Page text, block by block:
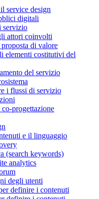
service design
digitali
servizio
attori coinvolti
di valore
elementi costitutivi del
del servizio
i flussi di servizio
progettazione
e il linguaggio
(search keywords)
analytics
degli utenti
definire i contenuti